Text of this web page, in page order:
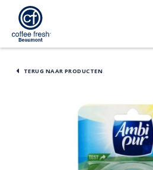
TERUG NAAR PRODUCTEN